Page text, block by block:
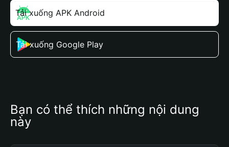
Tải xuống APK Android
Tải xuống Google Play
Bạn có thể thích những nội dung
này